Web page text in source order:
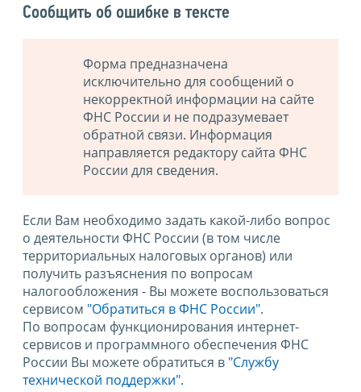
Сообщить об ошибке в тексте
Форма предназначена
исключительно для сообщений о
некорректной информации на сайте
ФНС России и не подразумевает
обратной связи. Информация
направляется редактору сайта ФНС
России для сведения.
Если Вам необходимо задать какой-либо вопрос
о деятельности ФНС России (в том числе
территориальных налоговых органов) или
получить разъяснения по вопросам
налогообложения - Вы можете воспользоваться
сервисом "Обратиться в ФНС России".
По вопросам функционирования интернет-
сервисов и программного обеспечения ФНС
России Вы можете обратиться в "Службу
технической поддержки".